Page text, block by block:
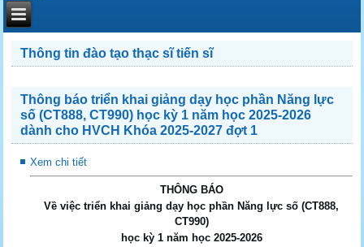
Thông tin đào tạo thạc sĩ tiến sĩ
Thông báo triển khai giảng dạy học phần Năng lực
số (CT888, CT990) học kỳ 1 năm học 2025-2026
dành cho HVCH Khóa 2025-2027 đợt 1
Xem chi tiết
THÔNG BÁO
Về việc triển khai giảng dạy học phần Năng lực số (CT888,
CT990)
học kỳ 1 năm học 2025-2026